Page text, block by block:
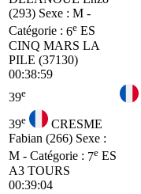
(293) Sexe : M -
Catégorie : 6e ES
CINQ MARS LA
PILE (37130)
00:38:59
39e
39e
CRESME
Fabian (266) Sexe :
M - Catégorie : 7e ES
A3 TOURS
00:39:04